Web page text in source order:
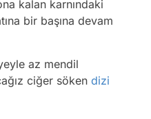
kalan karnındaki
bir başına devam
az mendil
ciğer söken dizi